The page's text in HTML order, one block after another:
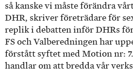
så kanske vi måste förändra
DHR, skriver företrädare för
replik i debatten inför DHRs
FS och Valberedningen har
förstått syftet med Motion nr:
handlar om att bredda vår